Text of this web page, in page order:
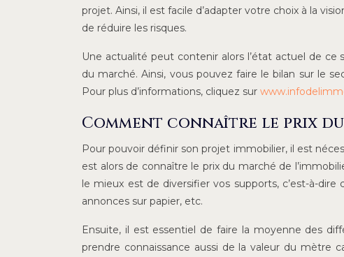
projet. Ainsi, il est facile d’adapter votre choix à la
de réduire les risques.
Une actualité peut contenir alors l’état actuel de ce
du marché. Ainsi, vous pouvez faire le bilan sur le
Pour plus d’informations, cliquez sur
Comment connaître le prix du
Pour pouvoir définir son projet immobilier, il est
est alors de connaître le prix du marché de
le mieux est de diversifier vos supports, c’est-à-
annonces sur papier, etc.
Ensuite, il est essentiel de faire la moyenne des
prendre connaissance aussi de la valeur du mètre